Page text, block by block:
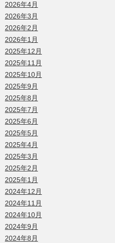
2026年4月
2026年3月
2026年2月
2026年1月
2025年12月
2025年11月
2025年10月
2025年9月
2025年8月
2025年7月
2025年6月
2025年5月
2025年4月
2025年3月
2025年2月
2025年1月
2024年12月
2024年11月
2024年10月
2024年9月
2024年8月